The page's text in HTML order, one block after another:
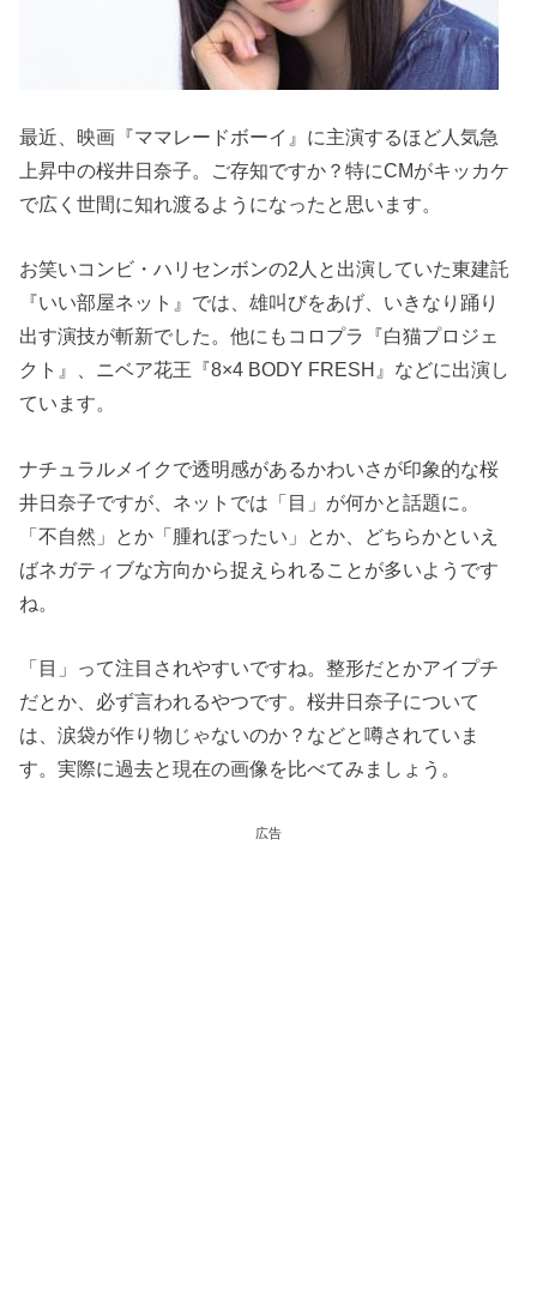
最近、映画『ママレードボーイ』に主演するほど人気急
上昇中の桜井日奈子。ご存知ですか？特にCMがキッカケ
で広く世間に知れ渡るようになったと思います。
お笑いコンビ・ハリセンボンの2人と出演していた東建託
『いい部屋ネット』では、雄叫びをあげ、いきなり踊り
出す演技が斬新でした。他にもコロプラ『白猫プロジェ
クト』、ニベア花王『8×4 BODY FRESH』などに出演し
ています。
ナチュラルメイクで透明感があるかわいさが印象的な桜
井日奈子ですが、ネットでは「目」が何かと話題に。
「不自然」とか「腫れぼったい」とか、どちらかといえ
ばネガティブな方向から捉えられることが多いようです
ね。
「目」って注目されやすいですね。整形だとかアイプチ
だとか、必ず言われるやつです。桜井日奈子について
は、涙袋が作り物じゃないのか？などと噂されていま
す。実際に過去と現在の画像を比べてみましょう。
広告